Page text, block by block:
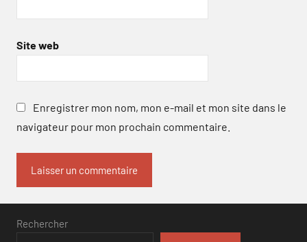
Site web
Enregistrer mon nom, mon e-mail et mon site dans le
navigateur pour mon prochain commentaire.
Rechercher